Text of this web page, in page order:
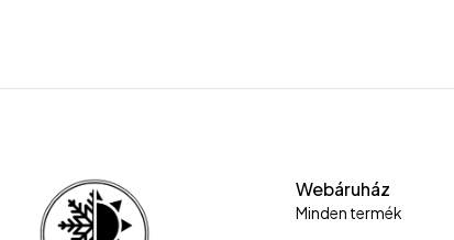
Webáruház
Minden termék